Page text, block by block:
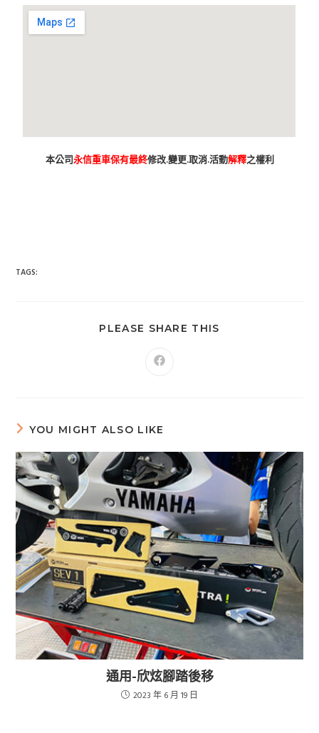
本公司永信重車保有最終修改.變更.取消.活動解釋之權利
TAGS:
PLEASE SHARE THIS
YOU MIGHT ALSO LIKE
通用-欣炫腳踏後移
2023 年 6 月 19 日